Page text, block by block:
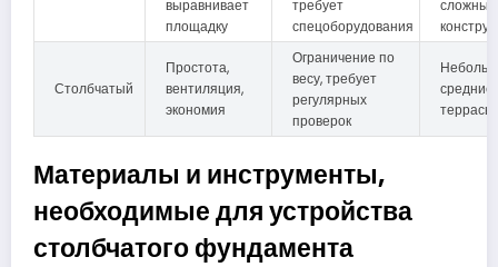
выравнивает
площадку
требует
спецоборудования
сложные
Столбчатый
Простота,
вентиляция,
экономия
Ограничение по
весу, требует
регулярных
проверок
средние
террасы
Материалы и инструменты,
необходимые для устройства
столбчатого фундамента